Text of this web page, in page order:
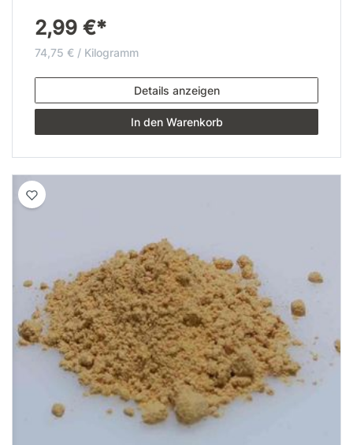
2,99 €*
74,75 € / Kilogramm
Details anzeigen
In den Warenkorb